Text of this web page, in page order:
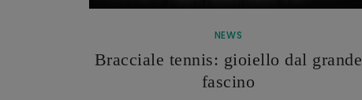
NEWS
Bracciale tennis: gioiello dal grande
fascino